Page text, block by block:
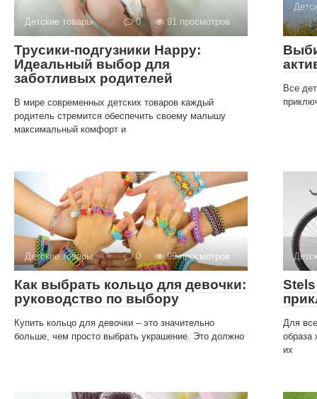
Детские товары 0 91 просмотров
Трусики-подгузники Happy:
Идеальный выбор для
заботливых родителей
В мире современных детских товаров каждый
родитель стремится обеспечить своему малышу
максимальный комфорт и
Все
Детские товары 0 99 просмотров
Как выбрать кольцо для девочки:
руководство по выбору
Купить кольцо для девочки – это значительно
больше, чем просто выбрать украшение. Это должно
Для
образа
их